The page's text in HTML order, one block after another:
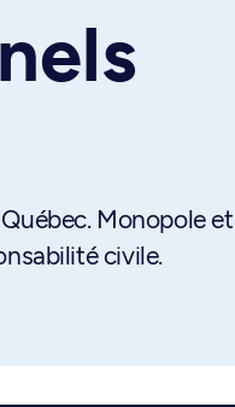
Monopole et
civile.